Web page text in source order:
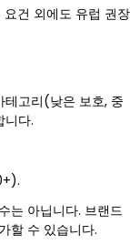
건 외에도 유럽 권장
테고리(낮은 보호, 중
니다.
는 아닙니다. 브랜드
할 수 있습니다.